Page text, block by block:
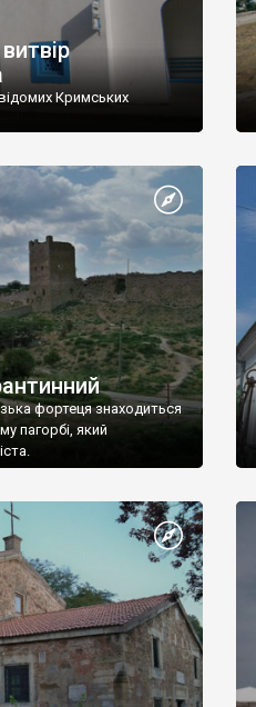
Кримських
фортеця знаходиться
пагорбі, який